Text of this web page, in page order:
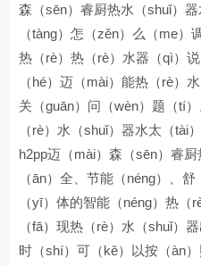
森（sēn）睿厨热水（shuǐ）
（tàng）怎（zěn）么（me
热（rè）热（rè）水器（qì）
（hé）迈（mài）能热（rè）
关（guān）问（wèn）题（tí
（rè）水（shuǐ）器水太（tài
h2pp迈（mài）森（sēn）睿
（ān）全、节能（néng）、
（yī）体的智能（néng）热
（fā）现热（rè）水（shuǐ）
时（shí）可（kě）以按（àn